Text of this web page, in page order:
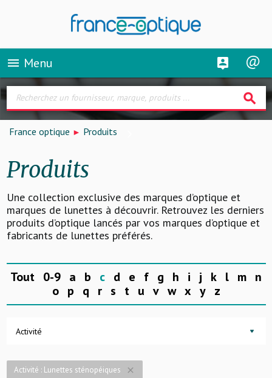
menu Menu
search
France optique Produits
Produits
Une collection exclusive des marques d’optique et
marques de lunettes à découvrir. Retrouvez les derniers
produits d’optique lancés par vos marques d’optique et
fabricants de lunettes préférés.
Tout 0-9 a b c d e f g h i j k l m n
o p q r s t u v w x y z
Activité
Activité : Lunettes sténopéiques close